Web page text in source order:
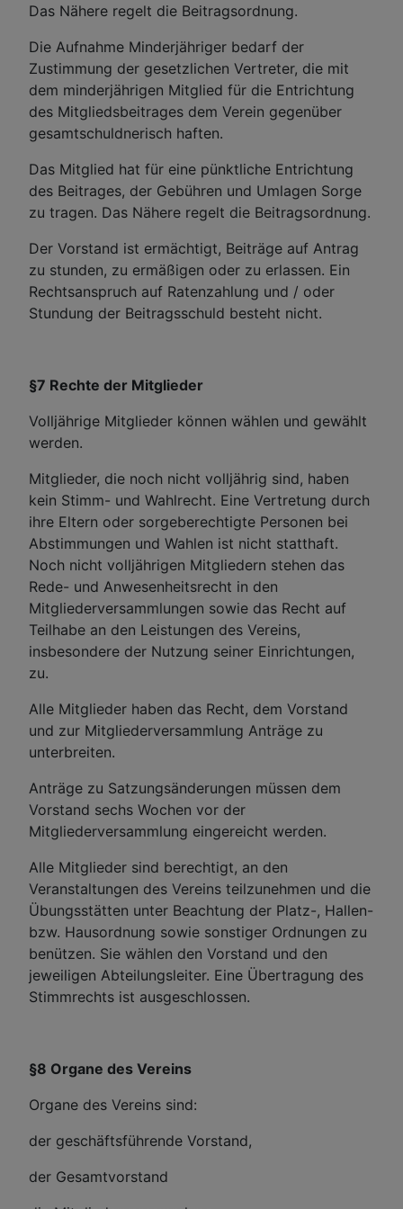
Das Nähere regelt die Beitragsordnung.
Die Aufnahme Minderjähriger bedarf der
Zustimmung der gesetzlichen Vertreter, die mit
dem minderjährigen Mitglied für die Entrichtung
des Mitgliedsbeitrages dem Verein gegenüber
gesamtschuldnerisch haften.
Das Mitglied hat für eine pünktliche Entrichtung
des Beitrages, der Gebühren und Umlagen Sorge
zu tragen. Das Nähere regelt die Beitragsordnung.
Der Vorstand ist ermächtigt, Beiträge auf Antrag
zu stunden, zu ermäßigen oder zu erlassen. Ein
Rechtsanspruch auf Ratenzahlung und / oder
Stundung der Beitragsschuld besteht nicht.
§7 Rechte der Mitglieder
Volljährige Mitglieder können wählen und gewählt
werden.
Mitglieder, die noch nicht volljährig sind, haben
kein Stimm- und Wahlrecht. Eine Vertretung durch
ihre Eltern oder sorgeberechtigte Personen bei
Abstimmungen und Wahlen ist nicht statthaft.
Noch nicht volljährigen Mitgliedern stehen das
Rede- und Anwesenheitsrecht in den
Mitgliederversammlungen sowie das Recht auf
Teilhabe an den Leistungen des Vereins,
insbesondere der Nutzung seiner Einrichtungen,
zu.
Alle Mitglieder haben das Recht, dem Vorstand
und zur Mitgliederversammlung Anträge zu
unterbreiten.
Anträge zu Satzungsänderungen müssen dem
Vorstand sechs Wochen vor der
Mitgliederversammlung eingereicht werden.
Alle Mitglieder sind berechtigt, an den
Veranstaltungen des Vereins teilzunehmen und die
Übungsstätten unter Beachtung der Platz-, Hallen-
bzw. Hausordnung sowie sonstiger Ordnungen zu
benützen. Sie wählen den Vorstand und den
jeweiligen Abteilungsleiter. Eine Übertragung des
Stimmrechts ist ausgeschlossen.
§8 Organe des Vereins
Organe des Vereins sind:
der geschäftsführende Vorstand,
der Gesamtvorstand